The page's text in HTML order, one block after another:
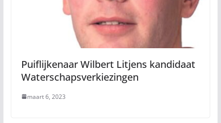
Puiflijkenaar Wilbert Litjens kandidaat
Waterschapsverkiezingen
maart 6, 2023